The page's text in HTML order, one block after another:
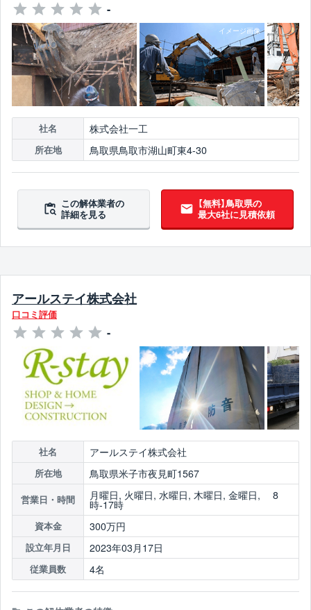
-
社名 株式会社一工
所在地 鳥取県鳥取市湖山町東4-30
この解体業者の
詳細を見る
【無料】鳥取県の
最大6社に見積依頼
アールステイ株式会社
口コミ評価
-
社名 アールステイ株式会社
所在地 鳥取県米子市夜見町1567
営業日・時間 月曜日, 火曜日, 水曜日, 木曜日, 金曜日, 8
時-17時
資本金 300万円
設立年月日 2023年03月17日
従業員数 4名